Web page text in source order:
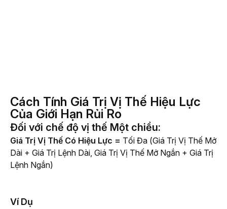
Cách Tính Giá Trị Vị Thế Hiệu Lực
Của Giới Hạn Rủi Ro
Đối với chế độ vị thế Một chiều:
Giá Trị Vị Thế Có Hiệu Lực = Tối Đa (Giá Trị Vị Thế Mở
Dài + Giá Trị Lệnh Dài, Giá Trị Vị Thế Mở Ngắn + Giá Trị
Lệnh Ngắn)
Ví Dụ